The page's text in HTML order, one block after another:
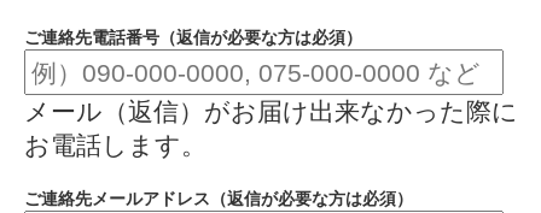
ご連絡先電話番号（返信が必要な方は必須）
メール（返信）がお届け出来なかった際に
お電話します。
ご連絡先メールアドレス（返信が必要な方は必須）